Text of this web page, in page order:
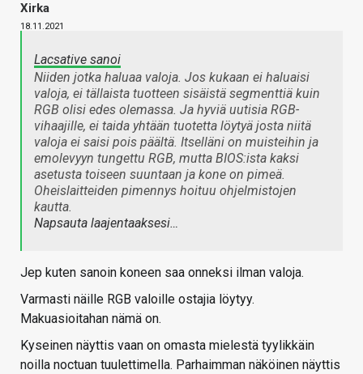
Xirka
18.11.2021
Lacsative sanoi
Niiden jotka haluaa valoja. Jos kukaan ei haluaisi
valoja, ei tällaista tuotteen sisäistä segmenttiä kuin
RGB olisi edes olemassa. Ja hyviä uutisia RGB-
vihaajille, ei taida yhtään tuotetta löytyä josta niitä
valoja ei saisi pois päältä. Itselläni on muisteihin ja
emolevyyn tungettu RGB, mutta BIOS:ista kaksi
asetusta toiseen suuntaan ja kone on pimeä.
Oheislaitteiden pimennys hoituu ohjelmistojen
kautta.
Napsauta laajentaaksesi…
Jep kuten sanoin koneen saa onneksi ilman valoja.
Varmasti näille RGB valoille ostajia löytyy.
Makuasioitahan nämä on.
Kyseinen näyttis vaan on omasta mielestä tyylikkäin
noilla noctuan tuulettimella. Parhaimman näköinen näyttis